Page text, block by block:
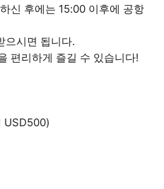
신 후에는 15:00 이후에 공항
으시면 됩니다.
편리하게 즐길 수 있습니다!
USD500)